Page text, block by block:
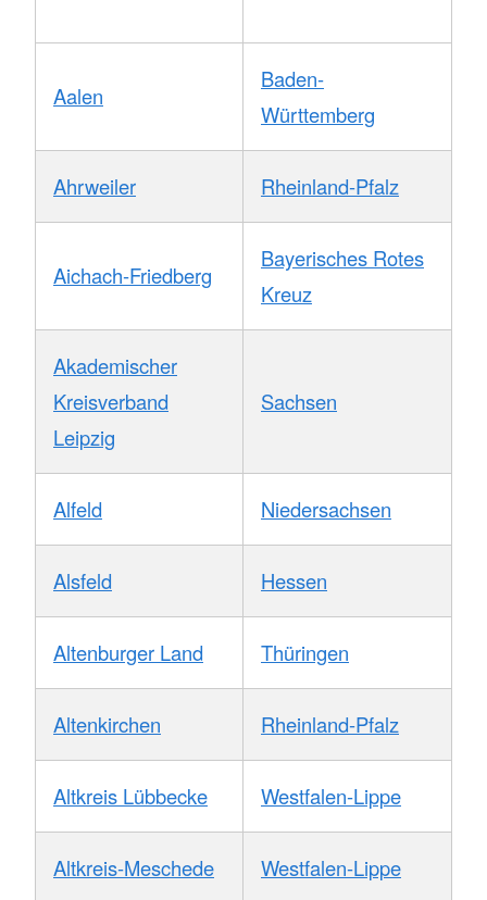
Aalen
Baden-
Württemberg
Ahrweiler Rheinland-Pfalz
Aichach-Friedberg
Bayerisches Rotes
Kreuz
Akademischer
Kreisverband
Leipzig
Sachsen
Alfeld Niedersachsen
Alsfeld Hessen
Altenburger Land Thüringen
Altenkirchen Rheinland-Pfalz
Altkreis Lübbecke Westfalen-Lippe
Altkreis-Meschede Westfalen-Lippe